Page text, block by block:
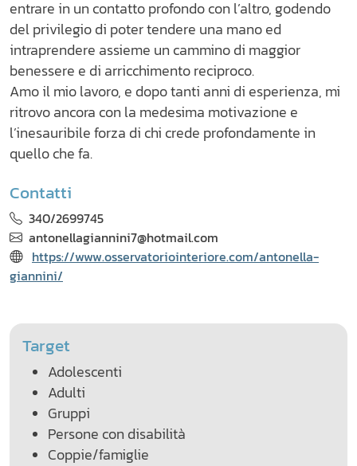
entrare in un contatto profondo con l’altro, godendo
del privilegio di poter tendere una mano ed
intraprendere assieme un cammino di maggior
benessere e di arricchimento reciproco.
Amo il mio lavoro, e dopo tanti anni di esperienza, mi
ritrovo ancora con la medesima motivazione e
l’inesauribile forza di chi crede profondamente in
quello che fa.
Contatti
340/2699745
antonellagiannini7@hotmail.com
https://www.osservatoriointeriore.com/antonella-
giannini/
Target
Adolescenti
Adulti
Gruppi
Persone con disabilità
Coppie/famiglie